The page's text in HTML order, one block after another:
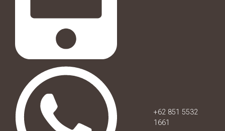
+62 851 5532
1661